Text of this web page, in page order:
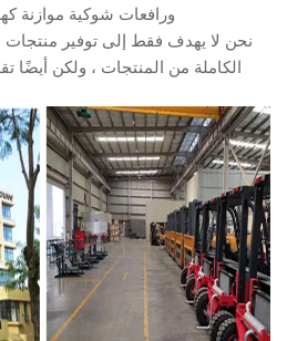
ورافعات شوكية موازنة
نحن لا يهدف فقط إلى توفير منتجات
الكاملة من المنتجات ، ولكن أيضًا